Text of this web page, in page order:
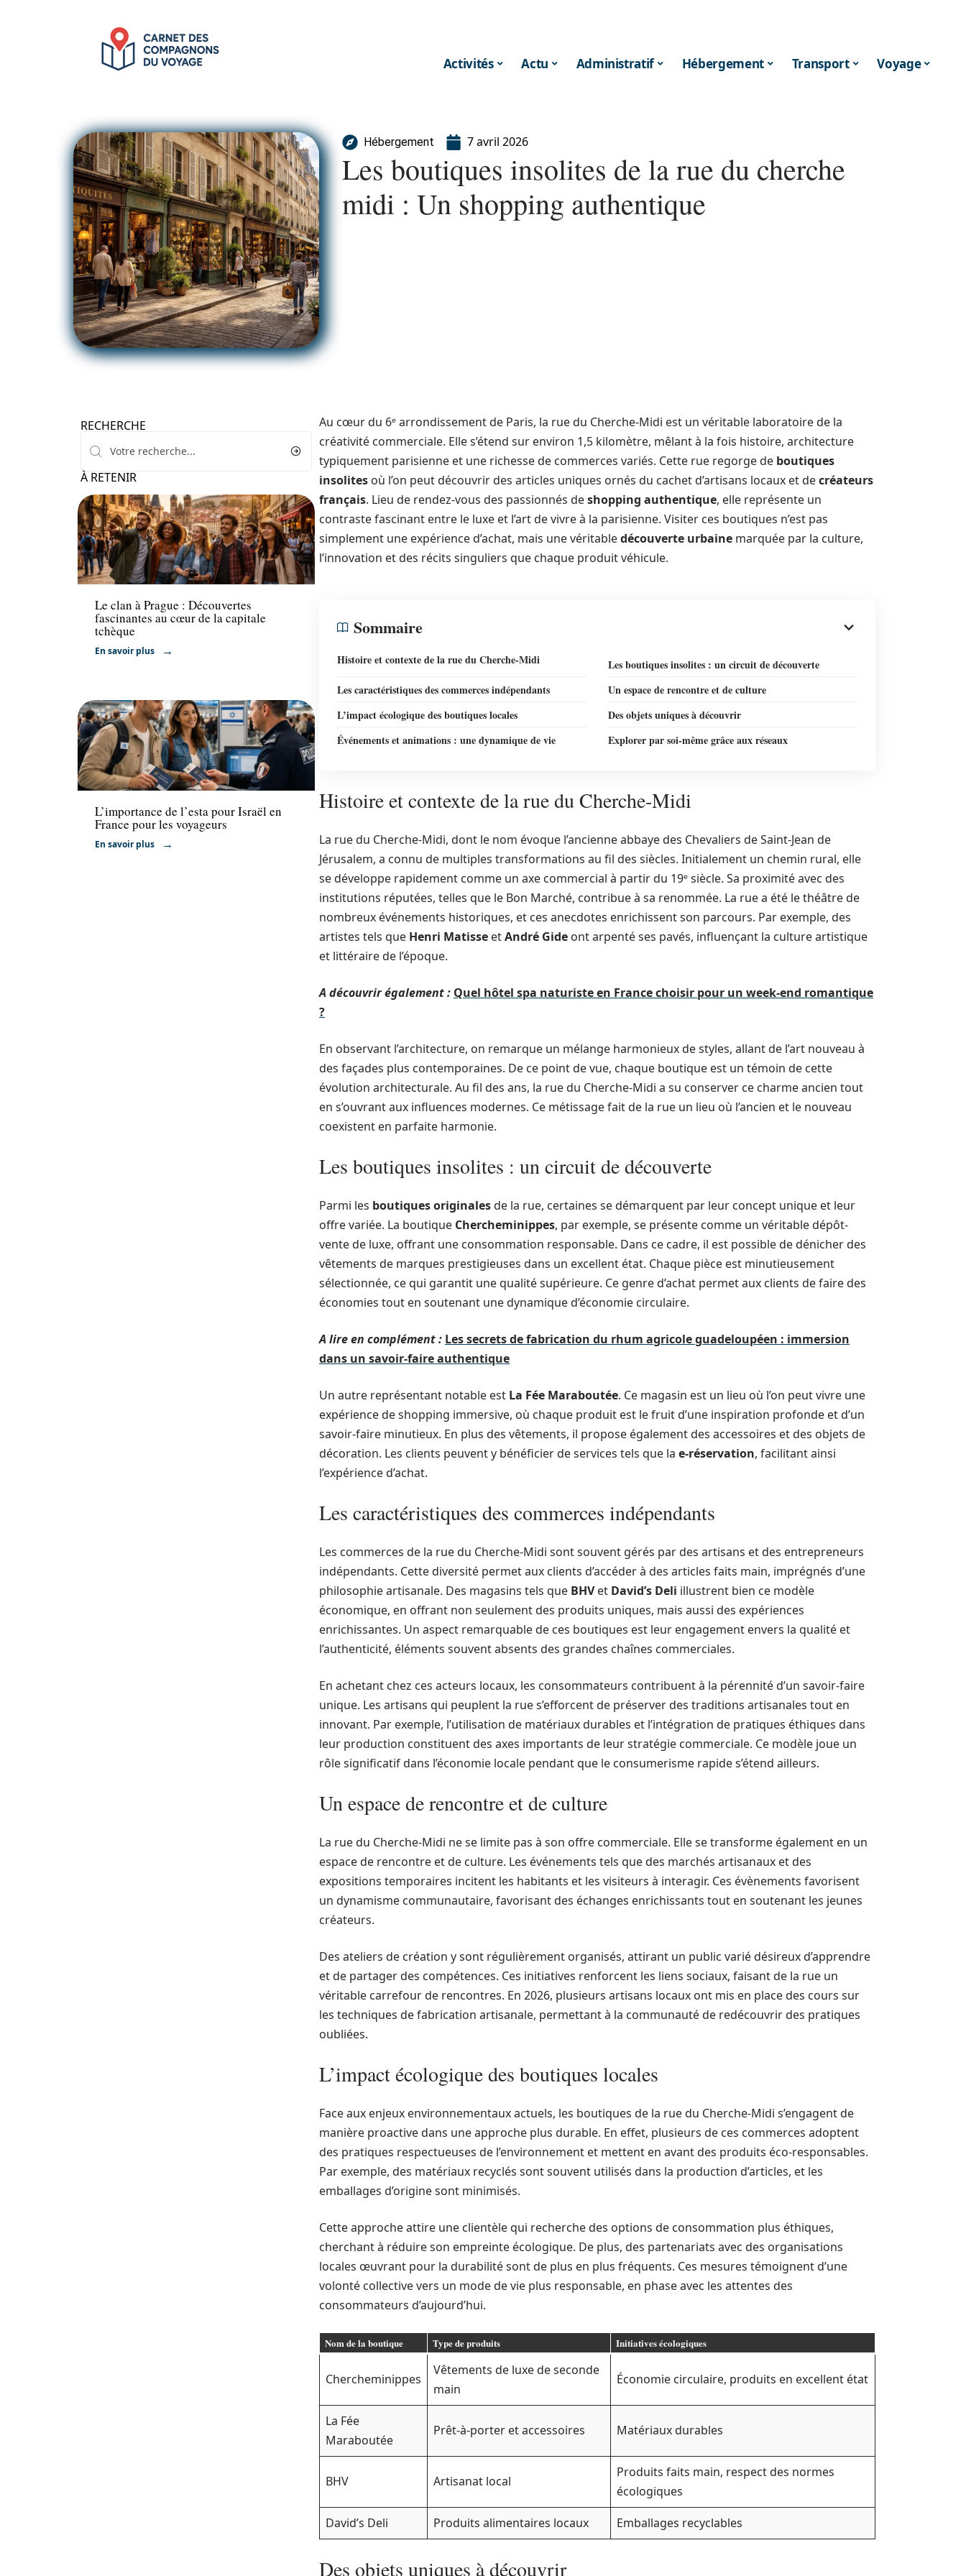
Activités Actu Administratif Hébergement Transport Voyage
Hébergement 7 avril 2026
Les boutiques insolites de la rue du cherche
midi : Un shopping authentique
RECHERCHE
À RETENIR
Voyage
Le clan à Prague : Découvertes
fascinantes au cœur de la capitale
tchèque
En savoir plus
Actu
L’importance de l’esta pour Israël en
France pour les voyageurs
En savoir plus
Au cœur du 6ᵉ arrondissement de Paris, la rue du Cherche-Midi est un véritable laboratoire de la
créativité commerciale. Elle s’étend sur environ 1,5 kilomètre, mêlant à la fois histoire, architecture
typiquement parisienne et une richesse de commerces variés. Cette rue regorge de boutiques
insolites où l’on peut découvrir des articles uniques ornés du cachet d’artisans locaux et decréateurs
français. Lieu de rendez-vous des passionnés deshopping authentique, elle représente un
contraste fascinant entre le luxe et l’art de vivre à la parisienne. Visiter ces boutiques n’est pas
simplement une expérience d’achat, mais une véritabledécouverte urbaine marquée par la culture,
l’innovation et des récits singuliers que chaque produit véhicule.
Sommaire
Histoire et contexte de la rue du Cherche-Midi
Les boutiques insolites : un circuit de découverte
Les caractéristiques des commerces indépendants
Un espace de rencontre et de culture
L’impact écologique des boutiques locales
Des objets uniques à découvrir
Événements et animations : une dynamique de vie
Explorer par soi-même grâce aux réseaux
Histoire et contexte de la rue du Cherche-Midi
La rue du Cherche-Midi, dont le nom évoque l’ancienne abbaye des Chevaliers de Saint-Jean de
Jérusalem, a connu de multiples transformations au fil des siècles. Initialement un chemin rural, elle
se développe rapidement comme un axe commercial à partir du 19ᵉ siècle. Sa proximité avec des
institutions réputées, telles que le Bon Marché, contribue à sa renommée. La rue a été le théâtre de
nombreux événements historiques, et ces anecdotes enrichissent son parcours. Par exemple, des
artistes tels que Henri Matisse etAndré Gide ont arpenté ses pavés, influençant la culture artistique
et littéraire de l’époque.
A découvrir également : Quel hôtel spa naturiste en France choisir pour un week-end romantique
?
En observant l’architecture, on remarque un mélange harmonieux de styles, allant de l’art nouveau à
des façades plus contemporaines. De ce point de vue, chaque boutique est un témoin de cette
évolution architecturale. Au fil des ans, la rue du Cherche-Midi a su conserver ce charme ancien tout
en s’ouvrant aux influences modernes. Ce métissage fait de la rue un lieu où l’ancien et le nouveau
coexistent en parfaite harmonie.
Les boutiques insolites : un circuit de découverte
Parmi les boutiques originalesde la rue, certaines se démarquent par leur concept unique et leur
offre variée. La boutique Chercheminippes, par exemple, se présente comme un véritable dépôt-
vente de luxe, offrant une consommation responsable. Dans ce cadre, il est possible de dénicher des
vêtements de marques prestigieuses dans un excellent état. Chaque pièce est minutieusement
sélectionnée, ce qui garantit une qualité supérieure. Ce genre d’achat permet aux clients de faire des
économies tout en soutenant une dynamique d’économie circulaire.
A lire en complément : Les secrets de fabrication du rhum agricole guadeloupéen : immersion
dans un savoir-faire authentique
Un autre représentant notable est La Fée Maraboutée. Ce magasin est un lieu où l’on peut vivre une
expérience de shopping immersive, où chaque produit est le fruit d’une inspiration profonde et d’un
savoir-faire minutieux. En plus des vêtements, il propose également des accessoires et des objets de
décoration. Les clients peuvent y bénéficier de services tels que la e-réservation, facilitant ainsi
l’expérience d’achat.
Les caractéristiques des commerces indépendants
Les commerces de la rue du Cherche-Midi sont souvent gérés par des artisans et des entrepreneurs
indépendants. Cette diversité permet aux clients d’accéder à des articles faits main, imprégnés d’une
philosophie artisanale. Des magasins tels que BHVet David’s Deli illustrent bien ce modèle
économique, en offrant non seulement des produits uniques, mais aussi des expériences
enrichissantes. Un aspect remarquable de ces boutiques est leur engagement envers la qualité et
l’authenticité, éléments souvent absents des grandes chaînes commerciales.
En achetant chez ces acteurs locaux, les consommateurs contribuent à la pérennité d’un savoir-faire
unique. Les artisans qui peuplent la rue s’efforcent de préserver des traditions artisanales tout en
innovant. Par exemple, l’utilisation de matériaux durables et l’intégration de pratiques éthiques dans
leur production constituent des axes importants de leur stratégie commerciale. Ce modèle joue un
rôle significatif dans l’économie locale pendant que le consumerisme rapide s’étend ailleurs.
Un espace de rencontre et de culture
La rue du Cherche-Midi ne se limite pas à son offre commerciale. Elle se transforme également en un
espace de rencontre et de culture. Les événements tels que des marchés artisanaux et des
expositions temporaires incitent les habitants et les visiteurs à interagir. Ces évènements favorisent
un dynamisme communautaire, favorisant des échanges enrichissants tout en soutenant les jeunes
créateurs.
Des ateliers de création y sont régulièrement organisés, attirant un public varié désireux d’apprendre
et de partager des compétences. Ces initiatives renforcent les liens sociaux, faisant de la rue un
véritable carrefour de rencontres. En 2026, plusieurs artisans locaux ont mis en place des cours sur
les techniques de fabrication artisanale, permettant à la communauté de redécouvrir des pratiques
oubliées.
L’impact écologique des boutiques locales
Face aux enjeux environnementaux actuels, les boutiques de la rue du Cherche-Midi s’engagent de
manière proactive dans une approche plus durable. En effet, plusieurs de ces commerces adoptent
des pratiques respectueuses de l’environnement et mettent en avant des produits éco-responsables.
Par exemple, des matériaux recyclés sont souvent utilisés dans la production d’articles, et les
emballages d’origine sont minimisés.
Cette approche attire une clientèle qui recherche des options de consommation plus éthiques,
cherchant à réduire son empreinte écologique. De plus, des partenariats avec des organisations
locales œuvrant pour la durabilité sont de plus en plus fréquents. Ces mesures témoignent d’une
volonté collective vers un mode de vie plus responsable, en phase avec les attentes des
consommateurs d’aujourd’hui.
Nom de la boutique Type de produits Initiatives écologiques
Chercheminippes
Vêtements de luxe de seconde
main
Économie circulaire, produits en excellent état
La Fée
Maraboutée
Prêt-à-porter et accessoires Matériaux durables
BHV Artisanat local
Produits faits main, respect des normes
écologiques
David’s Deli
Produits alimentaires locaux Emballages recyclables
Des objets uniques à découvrir